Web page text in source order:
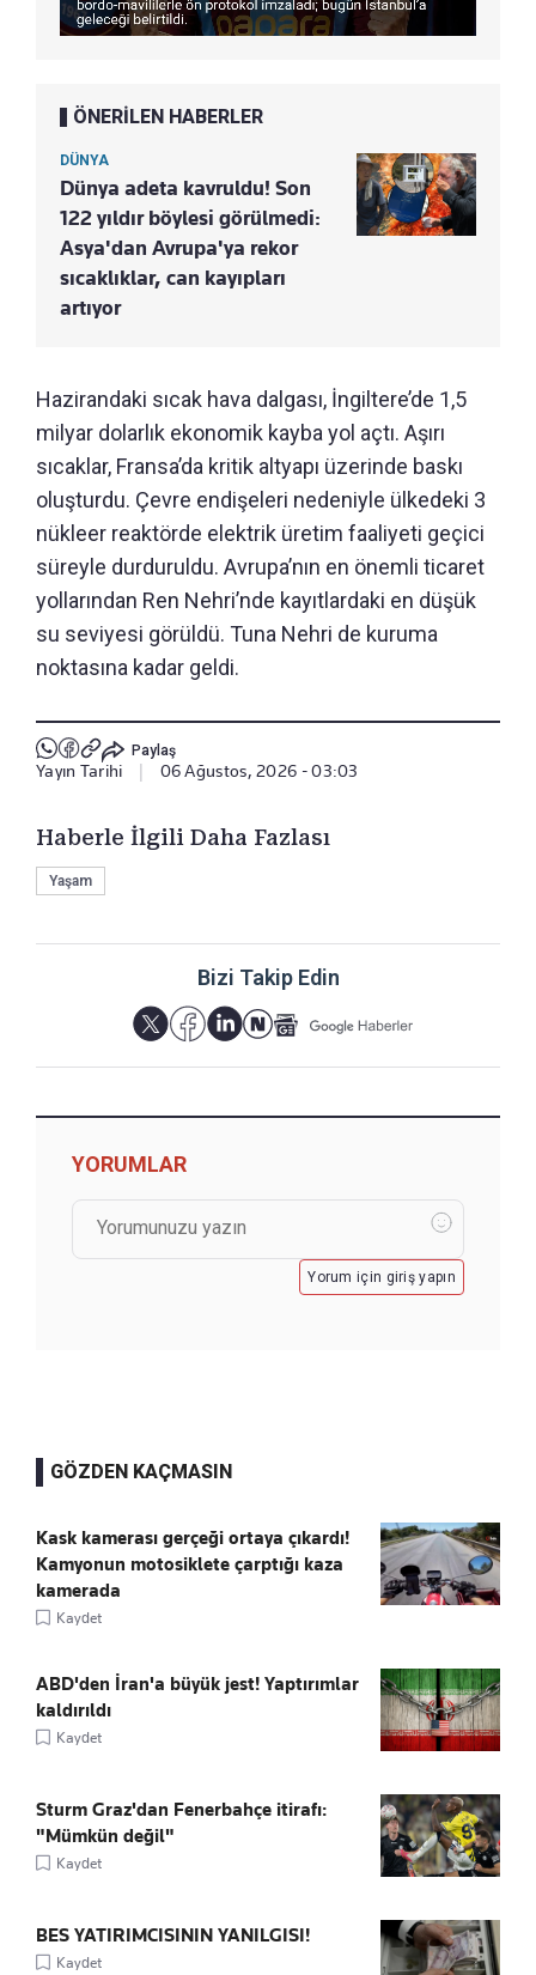
ÖNERİLEN HABERLER
DÜNYA
Dünya adeta kavruldu! Son
122 yıldır böylesi görülmedi:
Asya'dan Avrupa'ya rekor
sıcaklıklar, can kayıpları
artıyor
Hazirandaki sıcak hava dalgası, İngiltere’de 1,5
milyar dolarlık ekonomik kayba yol açtı. Aşırı
sıcaklar, Fransa’da kritik altyapı üzerinde baskı
oluşturdu. Çevre endişeleri nedeniyle ülkedeki 3
nükleer reaktörde elektrik üretim faaliyeti geçici
süreyle durduruldu. Avrupa’nın en önemli ticaret
yollarından Ren Nehri’nde kayıtlardaki en düşük
su seviyesi görüldü. Tuna Nehri de kuruma
noktasına kadar geldi.
Paylaş
Yayın Tarihi 06 Ağustos, 2026 - 03:03
Haberle İlgili Daha Fazlası
Yaşam
Bizi Takip Edin
YORUMLAR
Yorum için giriş yapın
GÖZDEN KAÇMASIN
Kask kamerası gerçeği ortaya çıkardı!
Kamyonun motosiklete çarptığı kaza
kamerada
Kaydet
ABD'den İran'a büyük jest! Yaptırımlar
kaldırıldı
Kaydet
Sturm Graz'dan Fenerbahçe itirafı:
"Mümkün değil"
Kaydet
BES YATIRIMCISININ YANILGISI!
Kaydet